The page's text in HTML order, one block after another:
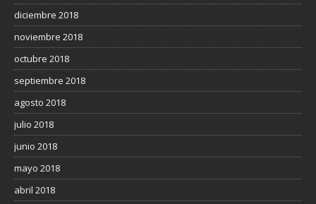
diciembre 2018
noviembre 2018
octubre 2018
septiembre 2018
agosto 2018
julio 2018
junio 2018
mayo 2018
abril 2018